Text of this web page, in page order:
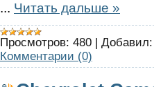
... Читать дальше »
Просмотров: 480 | Добавил:
Комментарии (0)